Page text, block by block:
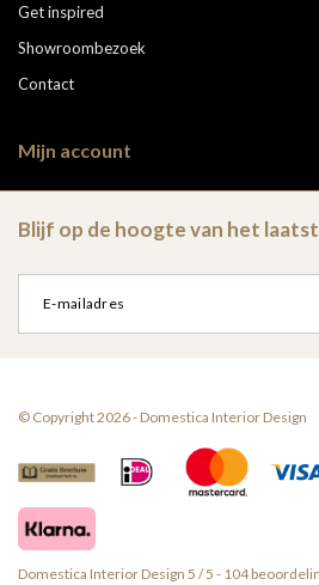
Get inspired
Showroombezoek
Contact
Mijn account
Blijf op de hoogte van het
© Copyright 2026 - Domestica Interior Design
Domestica Interior Design 5 /5 - 104